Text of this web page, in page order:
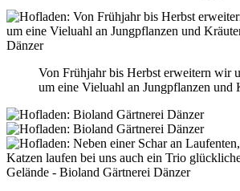
Von Frühjahr bis Herbst erweitern wir
um eine Vieluahl an Jungpflanzen und